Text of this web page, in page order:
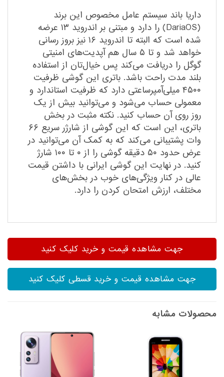
داریا باند سیستم عامل مخصوص این برند
(DariaOS)‌ را دارد و مبتنی بر اندروید ۱۳ عرضه
شده است که البته تا اندروید ۱۶ نیز بروز رسانی
خواهد شد و تا ۵ سال هم آپدیت‌های امنیتی
گوگل را دریافت می‌کند پس خیال‌تان از استفاده
بلند مدت راحت باشد. باتری این گوشی ظرفیت
۴۵۰۰ میلی‌آمپرساعتی دارد که ظرفیت استاندارد و
معمولی حساب می‌شود و می‌توانید بیش از یک
روز روی آن حساب کنید. نکته مثبت در بخش
باتری، این است که این گوشی از شارژر سریع ۶۶
وات پشتیبانی می‌کند که به کمک آن می‌توانید در
عرض حدود ۵۰ دقیقه گوشی را از ۰ تا ۱۰۰ شارژ
کنید. در نهایت این گوشی ایرانی با داشتن قیمت
عالی در کنار ویژگی‌های خوب در بخش‌های
مختلف، ارزش امتحان کردن را دارد.
جهت مشاهده قیمت و خرید کلیک کنید
جهت مشاهده قیمت و خرید قسطی کلیک کنید
محصولات مشابه